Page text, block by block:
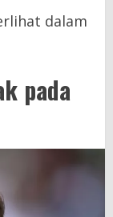
dalam
pada